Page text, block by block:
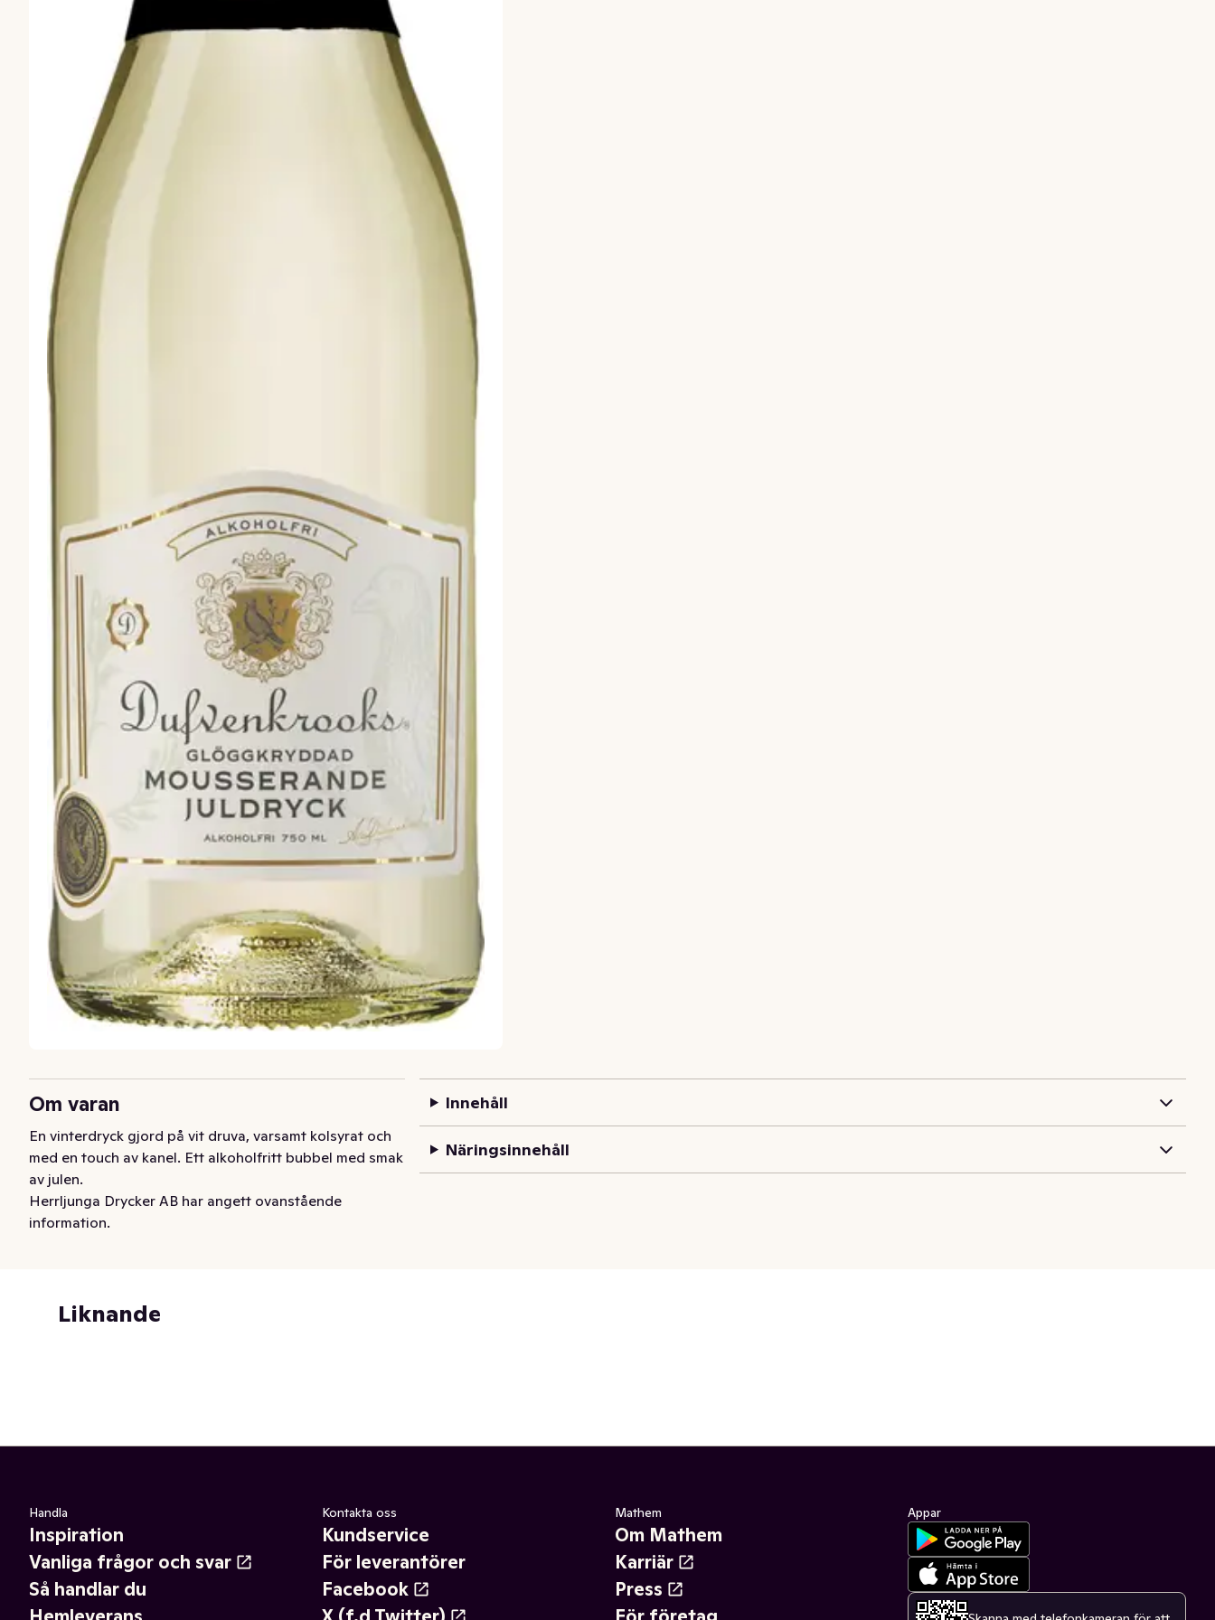
Om varan
En vinterdryck gjord på vit druva, varsamt kolsyrat och
med en touch av kanel. Ett alkoholfritt bubbel med smak
av julen.
Herrljunga Drycker AB har angett ovanstående
information.
Innehåll
Näringsinnehåll
Liknande
Handla
Inspiration
Vanliga frågor och svar
Så handlar du
Kontakta oss
Kundservice
För leverantörer
Facebook
Mathem
Om Mathem
Karriär
Press
Appar